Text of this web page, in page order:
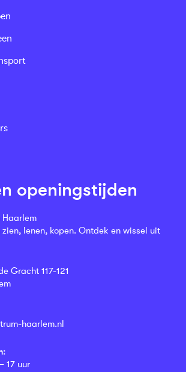
openingstijden
Haarlem
zien, lenen, kopen. Ontdek en wissel uit
Gracht 117-121
haarlem.nl
17 uur